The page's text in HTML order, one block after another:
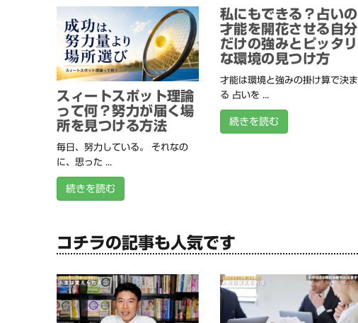
スィートスポット理論
って何？努力が届く場
所を見つける方法
毎日、努力している。 それなの
に、思った ...
続きを読む
私にもできる？占いの
才能を開花させる自分
だけの強みとピッタリ
な環境の見つけ方
才能は環境と強みの掛け算で決ま
る 占いを ...
続きを読む
コチラの記事も人気です